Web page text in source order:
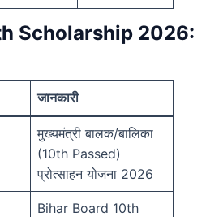
Scholarship 2026:
जानकारी
मुख्यमंत्री बालक/बालिका
(10th Passed)
प्रोत्साहन योजना 2026
Bihar Board 10th